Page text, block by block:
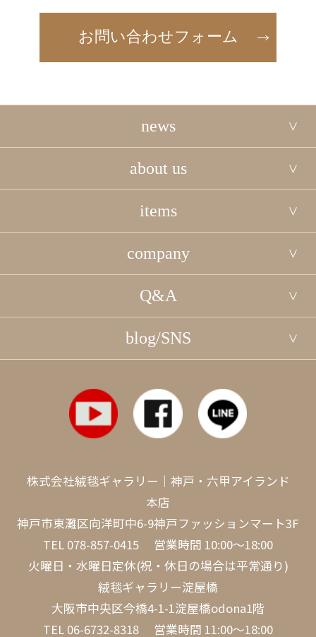
お問い合わせフォーム
news
about us
items
company
Q&A
blog/SNS
株式会社絨毯ギャラリー｜神戸・六甲アイランド
本店
神戸市東灘区向洋町中6-9神戸ファッションマート3F
TEL 078-857-0415 営業時間 10:00～18:00
火曜日・水曜日定休(祝・休日の場合は平常通り)
絨毯ギャラリー淀屋橋
大阪市中央区今橋4-1-1淀屋橋odona1階
TEL 06-6732-8318 営業時間 11:00～18:00